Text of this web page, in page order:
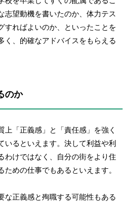
志望動機を書いたのか、体力テス
すればよいのか、といったことを
く、的確なアドバイスをもらえる
のか
上「正義感」と「責任感」を強く
いるといえます。決して利益や利
わけではなく、自分の街をより住
めの仕事でもあるといえます。
な正義感と殉職する可能性もある